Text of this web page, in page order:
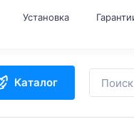
Установка
Каталог